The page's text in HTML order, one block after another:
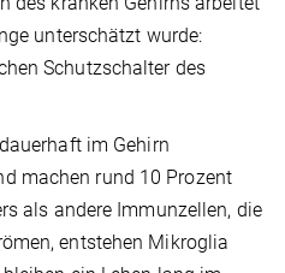
unterschätzt wurde:
Schutzschalter des
im Gehirn
machen rund 10 Prozent
als andere Immunzellen, die
entstehen Mikroglia